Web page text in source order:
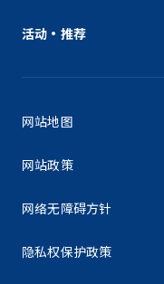
活动・推荐
网站地图
网站政策
网络无障碍方针
隐私权保护政策